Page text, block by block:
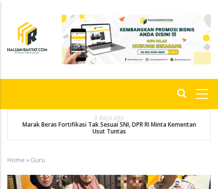
content
3 days ago
Marak Beras Fortifikasi Tak Sesuai SNI, DPR RI Minta Kementan
Usut Tuntas
Breadcrumb
Home »Guru